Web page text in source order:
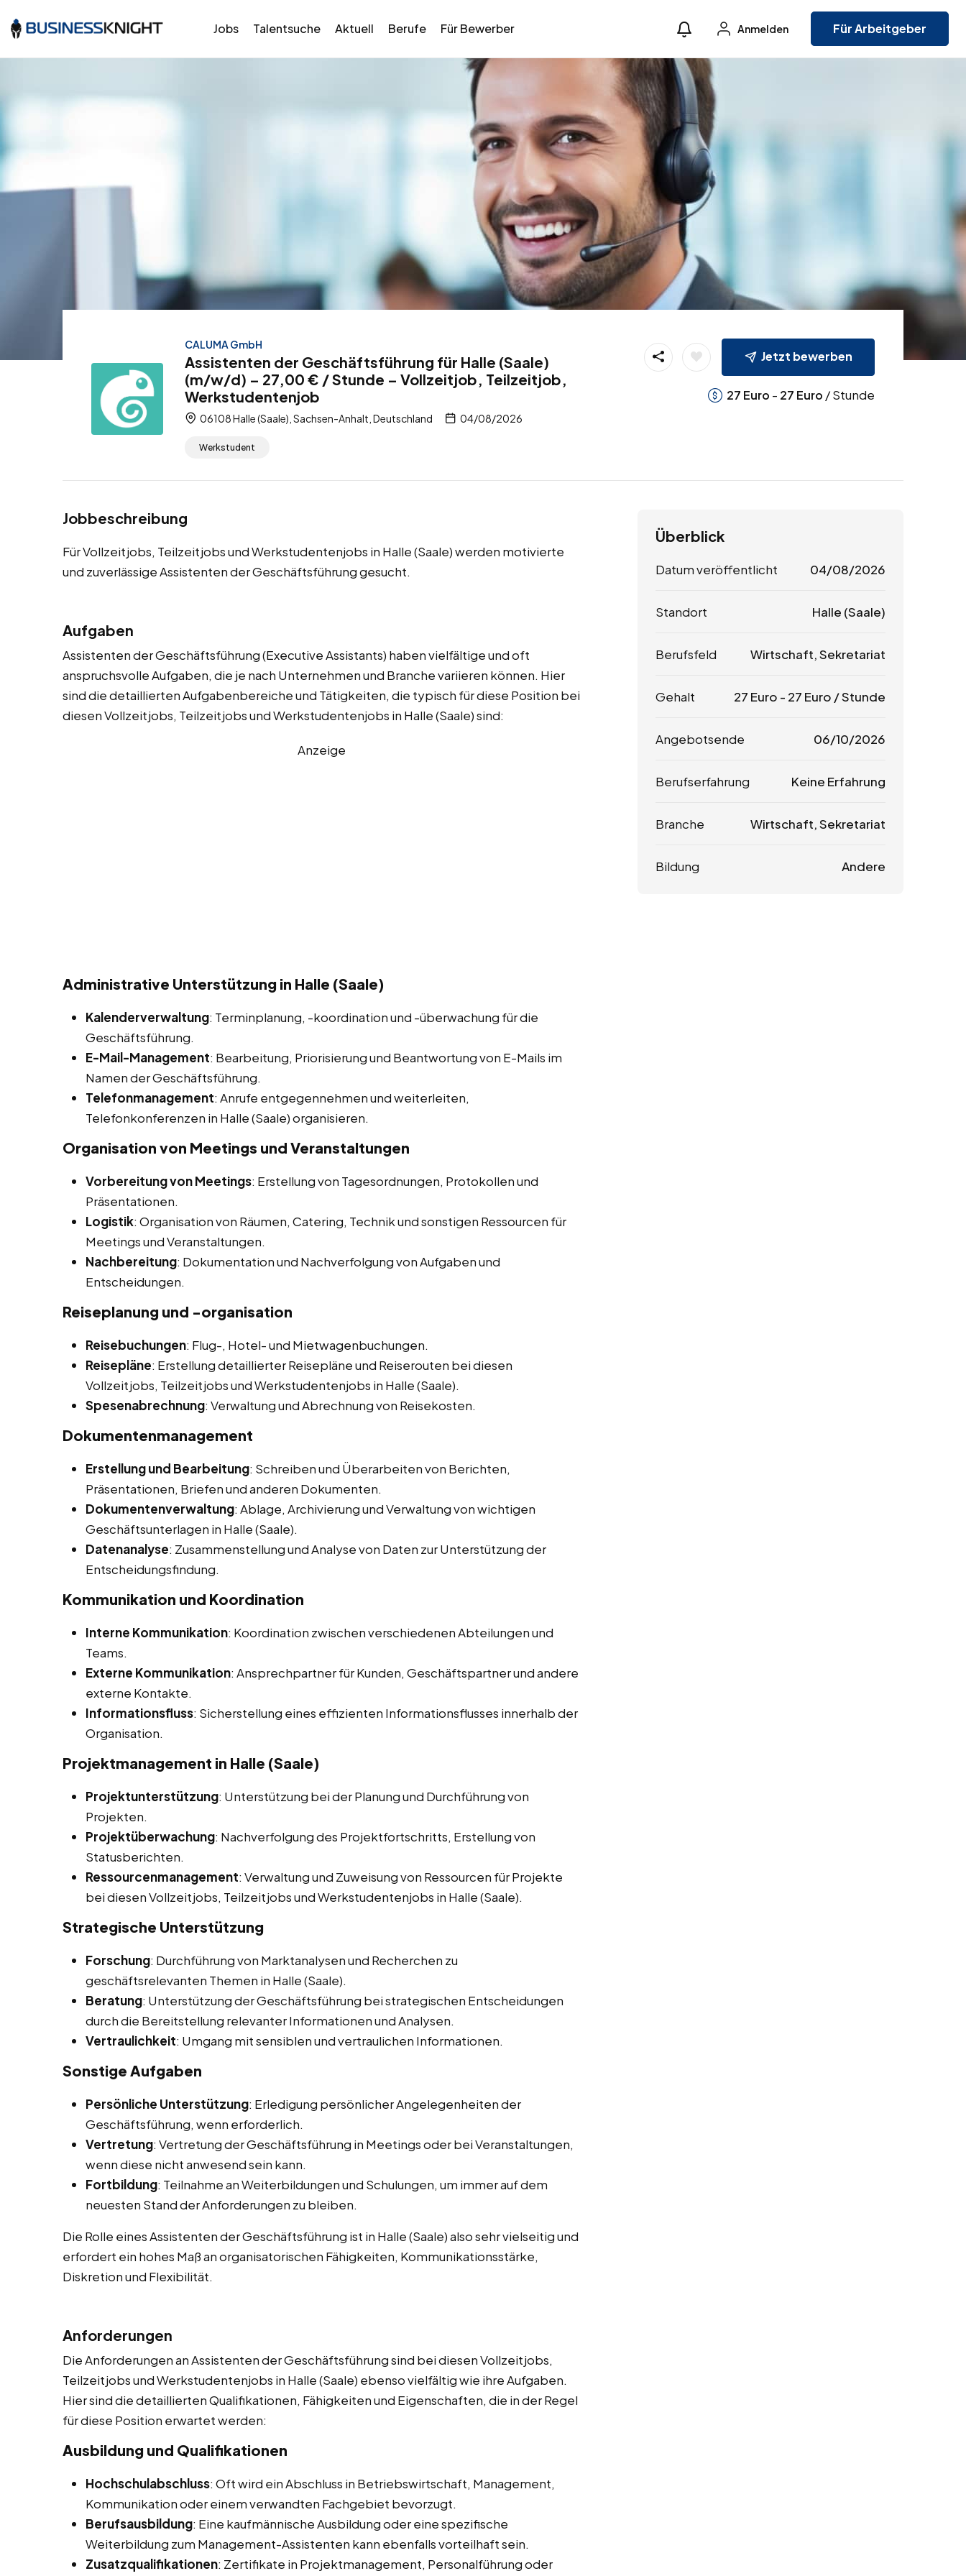
Jobs Talentsuche Aktuell Berufe Für Bewerber Anmelden Für Arbeitgeber
CALUMA GmbH
Assistenten der Geschäftsführung für Halle (Saale)
(m/w/d) – 27,00 € / Stunde – Vollzeitjob, Teilzeitjob,
Werkstudentenjob
06108 Halle (Saale), Sachsen-Anhalt, Deutschland 04/08/2026
Werkstudent
Jetzt bewerben
27 Euro - 27 Euro / Stunde
Jobbeschreibung
Für Vollzeitjobs, Teilzeitjobs und Werkstudentenjobs in Halle (Saale) werden motivierte
und zuverlässige Assistenten der Geschäftsführung gesucht.
Aufgaben
Assistenten der Geschäftsführung (Executive Assistants) haben vielfältige und oft
anspruchsvolle Aufgaben, die je nach Unternehmen und Branche variieren können. Hier
sind die detaillierten Aufgabenbereiche und Tätigkeiten, die typisch für diese Position bei
diesen Vollzeitjobs, Teilzeitjobs und Werkstudentenjobs in Halle (Saale) sind:
Anzeige
Administrative Unterstützung in Halle (Saale)
Kalenderverwaltung: Terminplanung, -koordination und -überwachung für die
Geschäftsführung.
E-Mail-Management: Bearbeitung, Priorisierung und Beantwortung von E-Mails im
Namen der Geschäftsführung.
Telefonmanagement: Anrufe entgegennehmen und weiterleiten,
Telefonkonferenzen in Halle (Saale) organisieren.
Organisation von Meetings und Veranstaltungen
Vorbereitung von Meetings: Erstellung von Tagesordnungen, Protokollen und
Präsentationen.
Logistik: Organisation von Räumen, Catering, Technik und sonstigen Ressourcen für
Meetings und Veranstaltungen.
Nachbereitung: Dokumentation und Nachverfolgung von Aufgaben und
Entscheidungen.
Reiseplanung und -organisation
Reisebuchungen: Flug-, Hotel- und Mietwagenbuchungen.
Reisepläne: Erstellung detaillierter Reisepläne und Reiserouten bei diesen
Vollzeitjobs, Teilzeitjobs und Werkstudentenjobs in Halle (Saale).
Spesenabrechnung: Verwaltung und Abrechnung von Reisekosten.
Dokumentenmanagement
Erstellung und Bearbeitung: Schreiben und Überarbeiten von Berichten,
Präsentationen, Briefen und anderen Dokumenten.
Dokumentenverwaltung: Ablage, Archivierung und Verwaltung von wichtigen
Geschäftsunterlagen in Halle (Saale).
Datenanalyse: Zusammenstellung und Analyse von Daten zur Unterstützung der
Entscheidungsfindung.
Kommunikation und Koordination
Interne Kommunikation: Koordination zwischen verschiedenen Abteilungen und
Teams.
Externe Kommunikation: Ansprechpartner für Kunden, Geschäftspartner und andere
externe Kontakte.
Informationsfluss: Sicherstellung eines effizienten Informationsflusses innerhalb der
Organisation.
Projektmanagement in Halle (Saale)
Projektunterstützung: Unterstützung bei der Planung und Durchführung von
Projekten.
Projektüberwachung: Nachverfolgung des Projektfortschritts, Erstellung von
Statusberichten.
Ressourcenmanagement: Verwaltung und Zuweisung von Ressourcen für Projekte
bei diesen Vollzeitjobs, Teilzeitjobs und Werkstudentenjobs in Halle (Saale).
Strategische Unterstützung
Forschung: Durchführung von Marktanalysen und Recherchen zu
geschäftsrelevanten Themen in Halle (Saale).
Beratung: Unterstützung der Geschäftsführung bei strategischen Entscheidungen
durch die Bereitstellung relevanter Informationen und Analysen.
Vertraulichkeit: Umgang mit sensiblen und vertraulichen Informationen.
Sonstige Aufgaben
Persönliche Unterstützung: Erledigung persönlicher Angelegenheiten der
Geschäftsführung, wenn erforderlich.
Vertretung: Vertretung der Geschäftsführung in Meetings oder bei Veranstaltungen,
wenn diese nicht anwesend sein kann.
Fortbildung: Teilnahme an Weiterbildungen und Schulungen, um immer auf dem
neuesten Stand der Anforderungen zu bleiben.
Die Rolle eines Assistenten der Geschäftsführung ist in Halle (Saale) also sehr vielseitig und
erfordert ein hohes Maß an organisatorischen Fähigkeiten, Kommunikationsstärke,
Diskretion und Flexibilität.
Anforderungen
Die Anforderungen an Assistenten der Geschäftsführung sind bei diesen Vollzeitjobs,
Teilzeitjobs und Werkstudentenjobs in Halle (Saale) ebenso vielfältig wie ihre Aufgaben.
Hier sind die detaillierten Qualifikationen, Fähigkeiten und Eigenschaften, die in der Regel
für diese Position erwartet werden:
Ausbildung und Qualifikationen
Hochschulabschluss: Oft wird ein Abschluss in Betriebswirtschaft, Management,
Kommunikation oder einem verwandten Fachgebiet bevorzugt.
Berufsausbildung: Eine kaufmännische Ausbildung oder eine spezifische
Weiterbildung zum Management-Assistenten kann ebenfalls vorteilhaft sein.
Zusatzqualifikationen: Zertifikate in Projektmanagement, Personalführung oder
Überblick
Datum veröffentlicht 04/08/2026
Standort Halle (Saale)
Berufsfeld Wirtschaft, Sekretariat
Gehalt 27 Euro - 27 Euro / Stunde
Angebotsende 06/10/2026
Berufserfahrung Keine Erfahrung
Branche Wirtschaft, Sekretariat
Bildung Andere